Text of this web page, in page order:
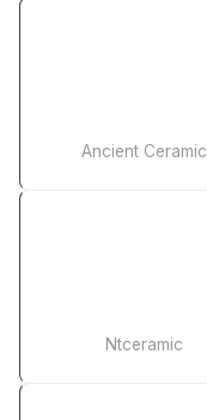
Ancient Ceramic
Ntceramic